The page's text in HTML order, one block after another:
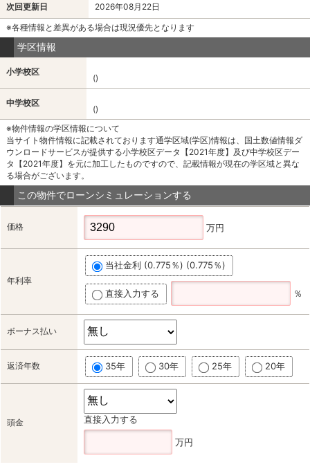
次回更新日
2026年08月22日
※各種情報と差異がある場合は現況優先となります
学区情報
小学校区
()
中学校区
()
※物件情報の学区情報について
当サイト物件情報に記載されております通学区域(学区)情報は、国土数値情報ダ
ウンロードサービスが提供する小学校区データ【2021年度】及び中学校区デー
タ【2021年度】を元に加工したものですので、記載情報が現在の学区域と異な
る場合がございます。
この物件でローンシミュレーションする
価格 万円
年利率
当社金利 (0.775％) (0.775％)
直接入力する ％
ボーナス払い
返済年数 35年 30年 25年 20年
頭金 直接入力する
万円